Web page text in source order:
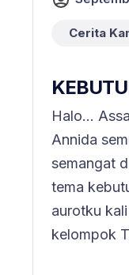
Cerita
Halo…
Annida
semangat
tema
aurotku
kelompok